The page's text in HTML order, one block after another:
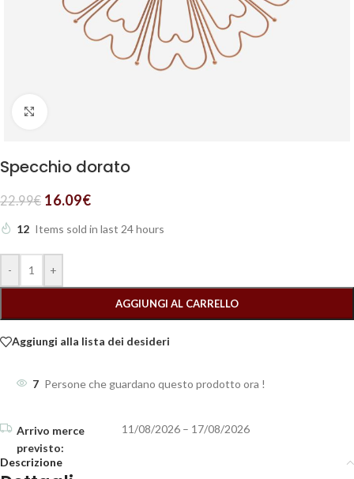
Specchio dorato
22.99€ 16.09€
12 Items sold in last 24 hours
- +
AGGIUNGI AL CARRELLO
Aggiungi alla lista dei desideri
7 Persone che guardano questo prodotto ora !
11/08/2026 – 17/08/2026
Descrizione